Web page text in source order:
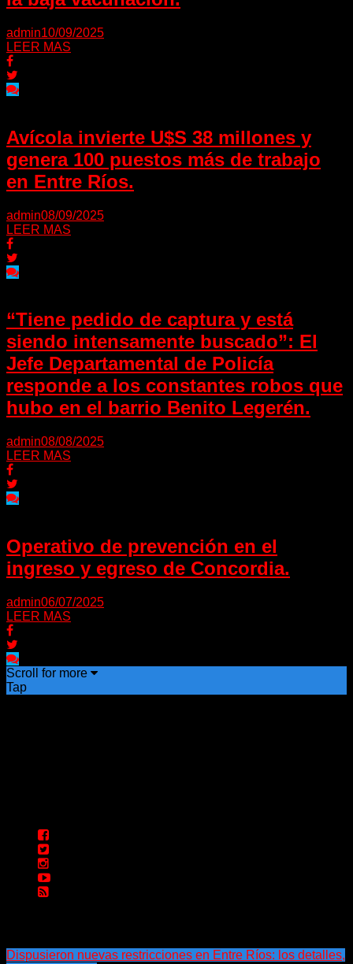
admin10/09/2025
LEER MAS
Avícola invierte U$S 38 millones y
genera 100 puestos más de trabajo
en Entre Ríos.
admin08/09/2025
LEER MAS
“Tiene pedido de captura y está
siendo intensamente buscado”: El
Jefe Departamental de Policía
responde a los constantes robos que
hubo en el barrio Benito Legerén.
admin08/08/2025
LEER MAS
Operativo de prevención en el
ingreso y egreso de Concordia.
admin06/07/2025
LEER MAS
Scroll for more
Tap
Dispusieron nuevas restricciones en Entre Ríos: los detalles,